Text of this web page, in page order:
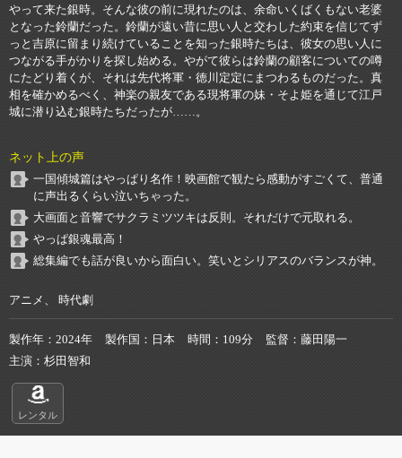
やって来た銀時。そんな彼の前に現れたのは、余命いくばくもない老婆
となった鈴蘭だった。鈴蘭が遠い昔に思い人と交わした約束を信じてず
っと吉原に留まり続けていることを知った銀時たちは、彼女の思い人に
つながる手がかりを探し始める。やがて彼らは鈴蘭の顧客についての噂
にたどり着くが、それは先代将軍・徳川定定にまつわるものだった。真
相を確かめるべく、神楽の親友である現将軍の妹・そよ姫を通じて江戸
城に潜り込む銀時たちだったが……。
ネット上の声
一国傾城篇はやっぱり名作！映画館で観たら感動がすごくて、普通
に声出るくらい泣いちゃった。
大画面と音響でサクラミツツキは反則。それだけで元取れる。
やっぱ銀魂最高！
総集編でも話が良いから面白い。笑いとシリアスのバランスが神。
アニメ、 時代劇
製作年 2024年 製作国 日本 時間 109分 監督
藤田陽一
主演
杉田智和
レンタル